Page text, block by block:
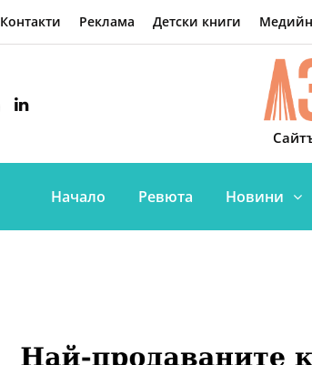
Контакти Реклама Детски книги
Начало Ревюта Новини